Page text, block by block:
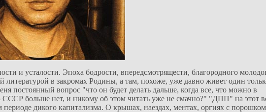
и усталости. Эпоха бодрости, впередсмотрящести, благородного
литературой в закромах Родины, а там, похоже, уже давно живет один
постоянный вопрос "что он будет делать дальше, когда все, что можно в
СССР больше нет, и никому об этом читать уже не смачно?" "ДПП" на этот
периоде дикого капитализма. О крышах, наездах, ментах, оргиях с